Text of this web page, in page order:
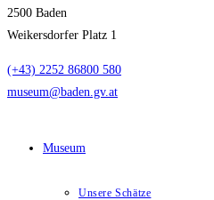
2500 Baden
Weikersdorfer Platz 1
(+43) 2252 86800 580
museum@baden.gv.at
Museum
Unsere Schätze